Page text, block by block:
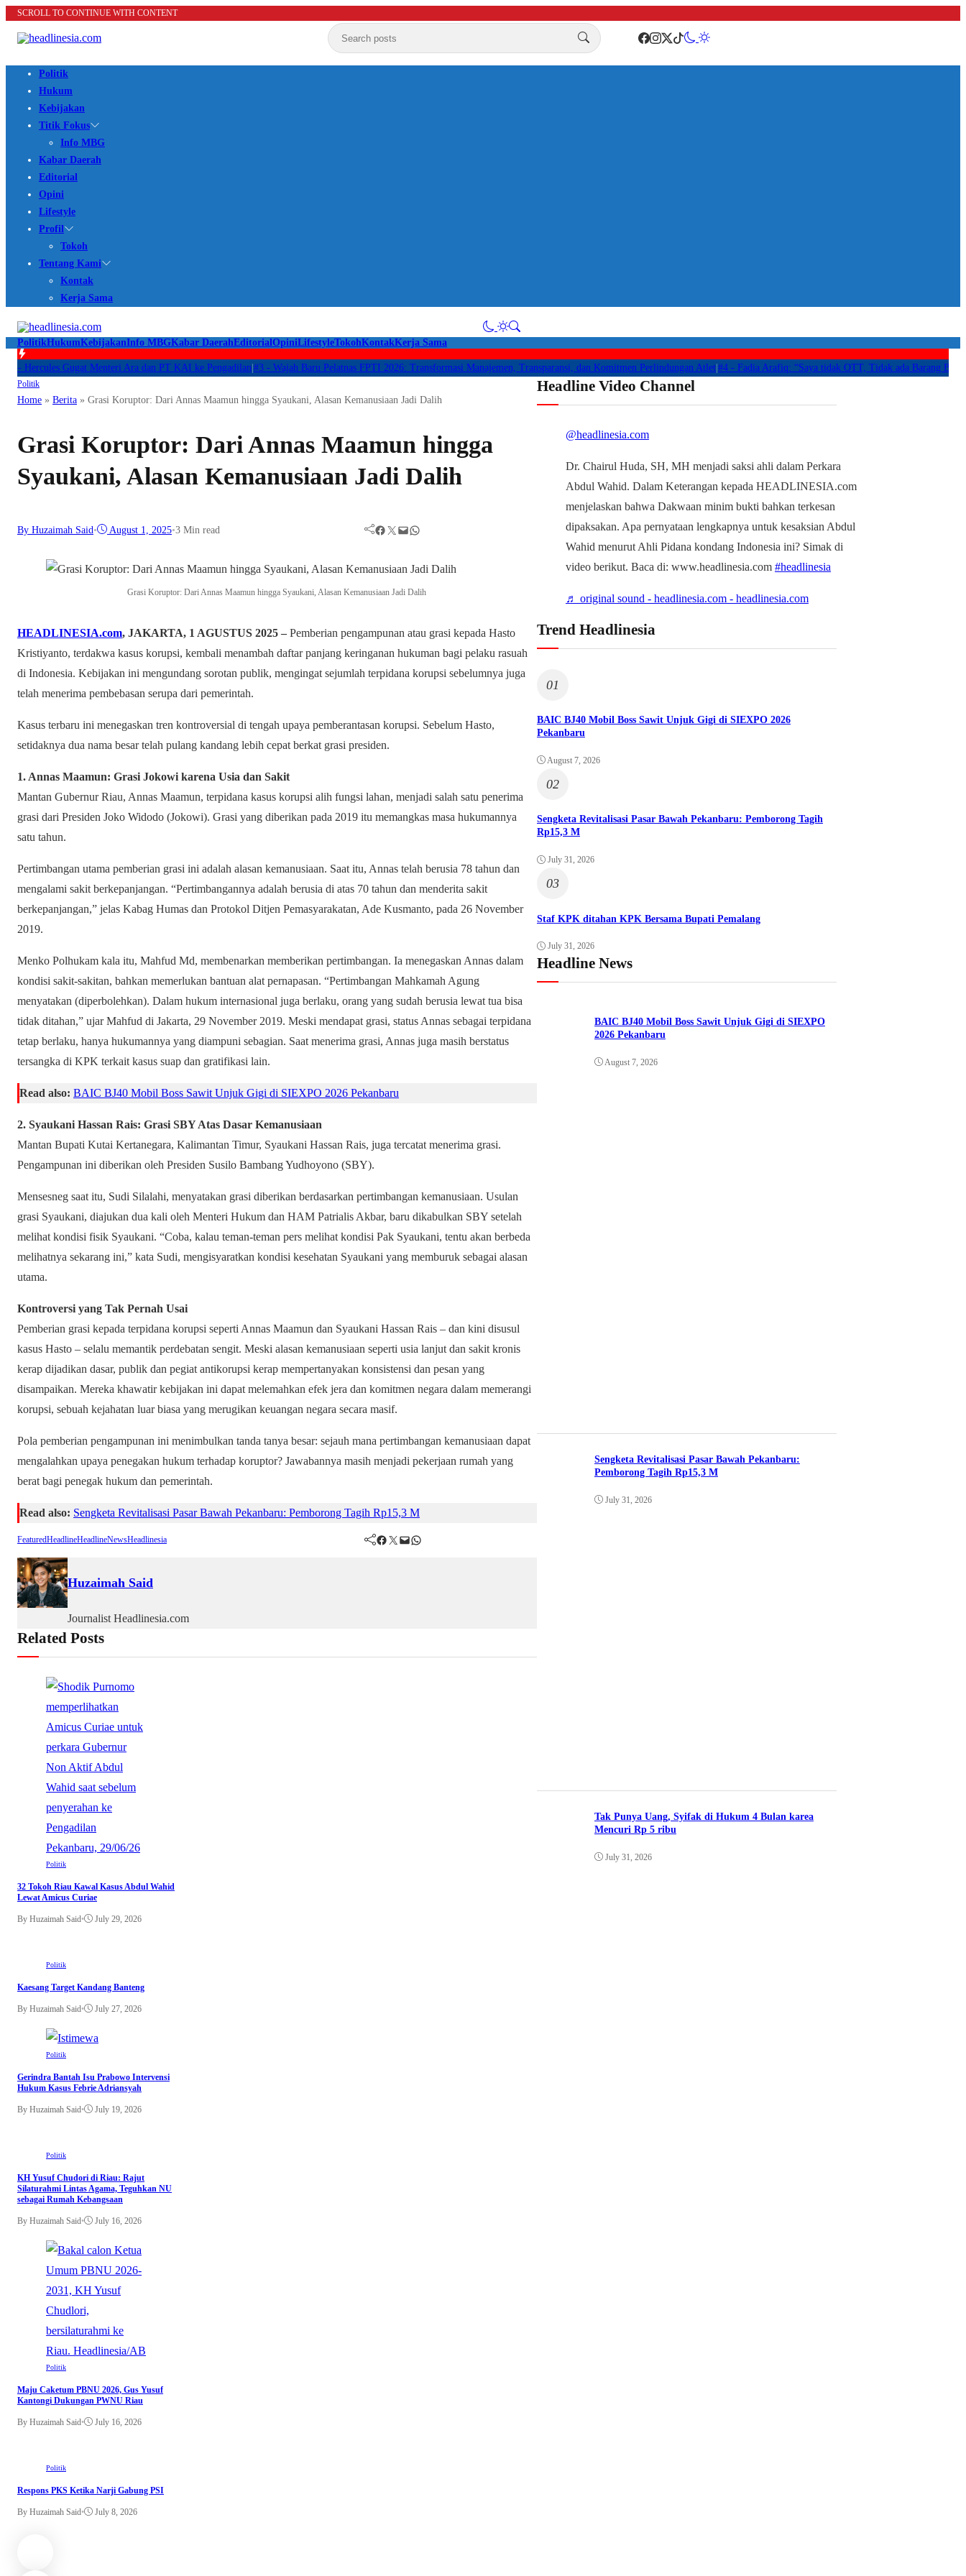
SCROLL TO CONTINUE WITH CONTENT
Politik
Hukum
Kebijakan
Titik Fokus
Info MBG
Kabar Daerah
Editorial
Opini
Lifestyle
Profil
Tokoh
Tentang Kami
Kontak
Kerja Sama
PolitikHukumKebijakanInfo MBGKabar DaerahEditorialOpiniLifestyleTokohKontakKerja Sama
Gugat Menteri Ara dan PT KAI ke Pengadilan|#3 -Wajah Baru Pelatnas FPTI 2026: Transformasi Manajemen, Transparansi, dan Komitmen Perlindungan Atlet|#4 -Fadia Arafiq: “Saya tidak OTT, Tidak ada Barang Bukti
Politik
Home » Berita » Grasi Koruptor: Dari Annas Maamun hingga Syaukani, Alasan Kemanusiaan Jadi Dalih
Grasi Koruptor: Dari Annas Maamun hingga
Syaukani, Alasan Kemanusiaan Jadi Dalih
By Huzaimah Said• August 1, 2025•3 Min read Facebook Twitter Mail WhatsApp
Grasi Koruptor: Dari Annas Maamun hingga Syaukani, Alasan Kemanusiaan Jadi Dalih
HEADLINESIA.com, JAKARTA, 1 AGUSTUS 2025 – Pemberian pengampunan atau grasi kepada Hasto
Kristiyanto, terdakwa kasus korupsi, kembali menambah daftar panjang keringanan hukuman bagi pelaku rasuah
di Indonesia. Kebijakan ini mengundang sorotan publik, mengingat sejumlah terpidana korupsi sebelumnya juga
telah menerima pembebasan serupa dari pemerintah.
Kasus terbaru ini menegaskan tren kontroversial di tengah upaya pemberantasan korupsi. Sebelum Hasto,
setidaknya dua nama besar telah pulang kandang lebih cepat berkat grasi presiden.
1. Annas Maamun: Grasi Jokowi karena Usia dan Sakit
Mantan Gubernur Riau, Annas Maamun, terpidana kasus korupsi alih fungsi lahan, menjadi salah satu penerima
grasi dari Presiden Joko Widodo (Jokowi). Grasi yang diberikan pada 2019 itu memangkas masa hukumannya
satu tahun.
Pertimbangan utama pemberian grasi ini adalah alasan kemanusiaan. Saat itu, Annas telah berusia 78 tahun dan
mengalami sakit berkepanjangan. “Pertimbangannya adalah berusia di atas 70 tahun dan menderita sakit
berkepanjangan,” jelas Kabag Humas dan Protokol Ditjen Pemasyarakatan, Ade Kusmanto, pada 26 November
2019.
Menko Polhukam kala itu, Mahfud Md, membenarkan memberikan pertimbangan. Ia menegaskan Annas dalam
kondisi sakit-sakitan, bahkan memerlukan bantuan alat pernapasan. “Pertimbangan Mahkamah Agung
menyatakan (diperbolehkan). Dalam hukum internasional juga berlaku, orang yang sudah berusia lewat tua bisa
tidak ditahan,” ujar Mahfud di Jakarta, 29 November 2019. Meski mendapat grasi, status Annas sebagai terpidana
tetap berlaku, hanya hukumannya yang diampuni sebagian. Saat menerima grasi, Annas juga masih berstatus
tersangka di KPK terkait kasus suap dan gratifikasi lain.
Read also: BAIC BJ40 Mobil Boss Sawit Unjuk Gigi di SIEXPO 2026 Pekanbaru
2. Syaukani Hassan Rais: Grasi SBY Atas Dasar Kemanusiaan
Mantan Bupati Kutai Kertanegara, Kalimantan Timur, Syaukani Hassan Rais, juga tercatat menerima grasi.
Pengampunan ini diberikan oleh Presiden Susilo Bambang Yudhoyono (SBY).
Mensesneg saat itu, Sudi Silalahi, menyatakan grasi diberikan berdasarkan pertimbangan kemanusiaan. Usulan
grasi Syaukani, diajukan dua kali oleh Menteri Hukum dan HAM Patrialis Akbar, baru dikabulkan SBY setelah
melihat kondisi fisik Syaukani. “Coba, kalau teman-teman pers melihat kondisi Pak Syaukani, tentu akan berbeda
melihatnya sekarang ini,” kata Sudi, mengisyaratkan kondisi kesehatan Syaukani yang memburuk sebagai alasan
utama.
Kontroversi yang Tak Pernah Usai
Pemberian grasi kepada terpidana korupsi seperti Annas Maamun dan Syaukani Hassan Rais – dan kini disusul
kasus Hasto – selalu memantik perdebatan sengit. Meski alasan kemanusiaan seperti usia lanjut dan sakit kronis
kerap dijadikan dasar, publik dan pegiat antikorupsi kerap mempertanyakan konsistensi dan pesan yang
disampaikan. Mereka khawatir kebijakan ini dapat melemahkan efek jera dan komitmen negara dalam memerangi
korupsi, sebuah kejahatan luar biasa yang merugikan keuangan negara secara masif.
Pola pemberian pengampunan ini menimbulkan tanda tanya besar: sejauh mana pertimbangan kemanusiaan dapat
mengalahkan upaya penegakan hukum terhadap koruptor? Jawabannya masih menjadi pekerjaan rumah yang
berat bagi penegak hukum dan pemerintah.
Read also: Sengketa Revitalisasi Pasar Bawah Pekanbaru: Pemborong Tagih Rp15,3 M
FeaturedHeadlineHeadlineNewsHeadlinesia Facebook Twitter Mail WhatsApp
Huzaimah Said
Journalist Headlinesia.com
Related Posts
Politik
32 Tokoh Riau Kawal Kasus Abdul Wahid
Lewat Amicus Curiae
By Huzaimah Said• July 29, 2026
Politik
Kaesang Target Kandang Banteng
By Huzaimah Said• July 27, 2026
Politik
Gerindra Bantah Isu Prabowo Intervensi
Hukum Kasus Febrie Adriansyah
By Huzaimah Said• July 19, 2026
Politik
KH Yusuf Chudori di Riau: Rajut
Silaturahmi Lintas Agama, Teguhkan NU
sebagai Rumah Kebangsaan
By Huzaimah Said• July 16, 2026
Politik
Maju Caketum PBNU 2026, Gus Yusuf
Kantongi Dukungan PWNU Riau
By Huzaimah Said• July 16, 2026
Politik
Respons PKS Ketika Narji Gabung PSI
By Huzaimah Said• July 8, 2026
Headline Video Channel
@headlinesia.com
Dr. Chairul Huda, SH, MH menjadi saksi ahli dalam Perkara
Abdul Wahid. Dalam Keterangan kepada HEADLINESIA.com
menjelaskan bahwa Dakwaan minim bukti bahkan terkesan
dipaksakan. Apa pernyataan lengkapnya untuk kesaksian Abdul
Wahid menurut Ahli Pidana kondang Indonesia ini? Simak di
video berikut. Baca di: www.headlinesia.com #headlinesia
♬ original sound - headlinesia.com - headlinesia.com
Trend Headlinesia
01
BAIC BJ40 Mobil Boss Sawit Unjuk Gigi di SIEXPO 2026
Pekanbaru
August 7, 2026
02
Sengketa Revitalisasi Pasar Bawah Pekanbaru: Pemborong Tagih
Rp15,3 M
July 31, 2026
03
Staf KPK ditahan KPK Bersama Bupati Pemalang
July 31, 2026
Headline News
BAIC BJ40 Mobil Boss Sawit Unjuk Gigi di SIEXPO
2026 Pekanbaru
August 7, 2026
Sengketa Revitalisasi Pasar Bawah Pekanbaru:
Pemborong Tagih Rp15,3 M
July 31, 2026
Tak Punya Uang, Syifak di Hukum 4 Bulan karea
Mencuri Rp 5 ribu
July 31, 2026